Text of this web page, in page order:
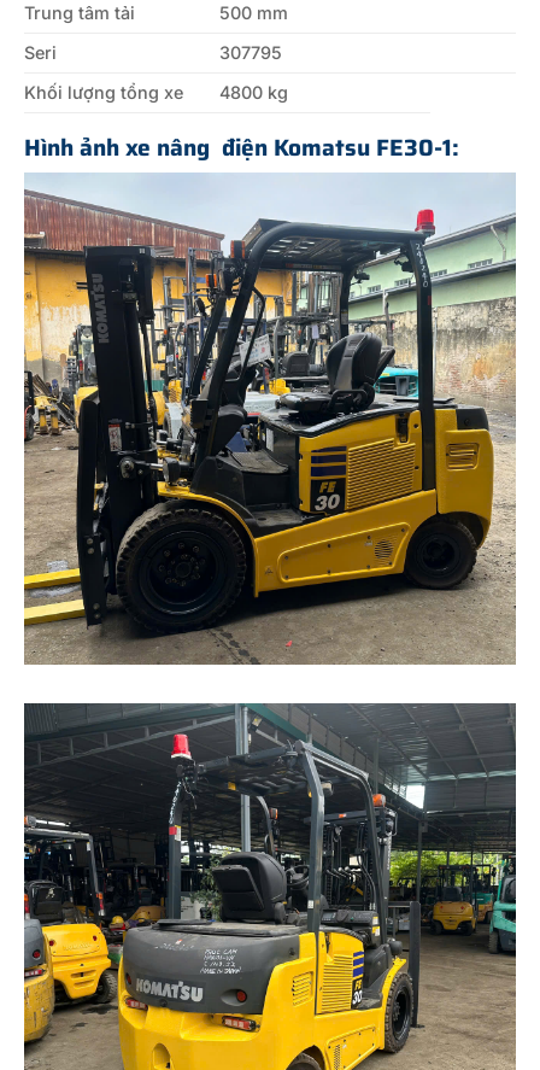
Trung tâm tải
500 mm
Seri
307795
Khối lượng tổng xe
4800 kg
Hình ảnh xe nâng điện Komatsu FE30-1: